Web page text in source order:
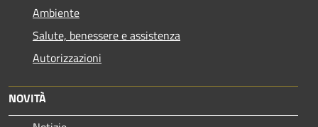
Ambiente
Salute, benessere e assistenza
Autorizzazioni
NOVITÀ